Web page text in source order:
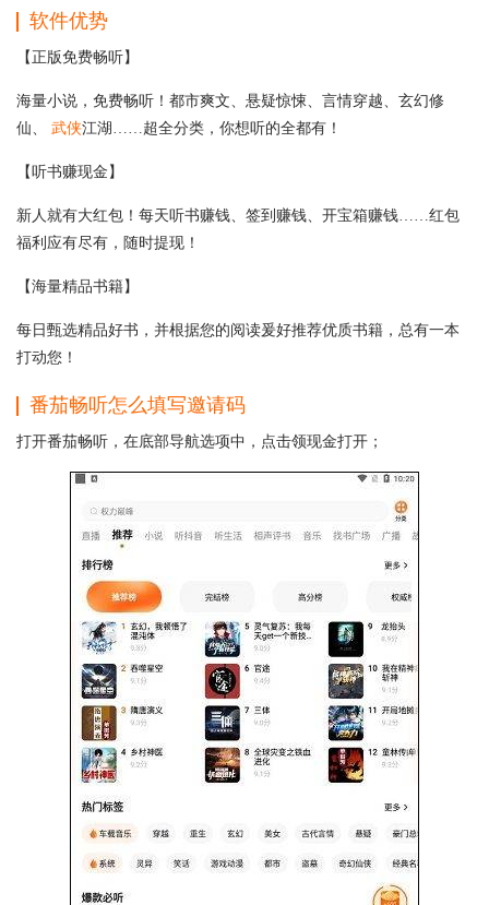
软件优势
【正版免费畅听】
海量小说，免费畅听！都市爽文、悬疑惊悚、言情穿越、玄幻修
仙、 武侠江湖……超全分类，你想听的全都有！
【听书赚现金】
新人就有大红包！每天听书赚钱、签到赚钱、开宝箱赚钱……红包
福利应有尽有，随时提现！
【海量精品书籍】
每日甄选精品好书，并根据您的阅读爰好推荐优质书籍，总有一本
打动您！
番茄畅听怎么填写邀请码
打开番茄畅听，在底部导航选项中，点击领现金打开；